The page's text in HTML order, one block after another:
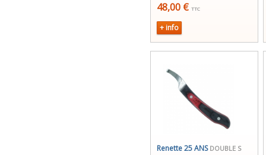
48,00 € TTC
+ info
Renette 25 ANS DOUBLE S